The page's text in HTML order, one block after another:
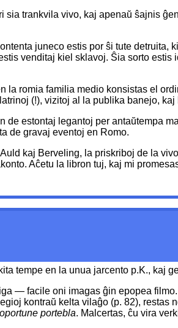
sia trankvila vivo, kaj apenaŭ ŝajnis
juneco estis por ŝi tute
venditaj kiel sklavoj. Ŝia sorto
la romia familia medio konsistas el
(!), vizitoj al la publika banejo,
de estontaj legantoj per antaŭtempa
de gravaj eventoj en Romo.
kaj Berveling, la priskriboj de la
Aĉetu la libron tuj, kaj mi
tempe en la unua jarcento p.K., kaj
— facile oni imagas ĝin epopea
kontraŭ kelta vilaĝo (p. 82),
portebla. Malcertas, ĉu vira